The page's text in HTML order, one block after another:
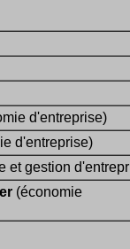
d'entreprise)
d'entreprise)
et gestion
(économie